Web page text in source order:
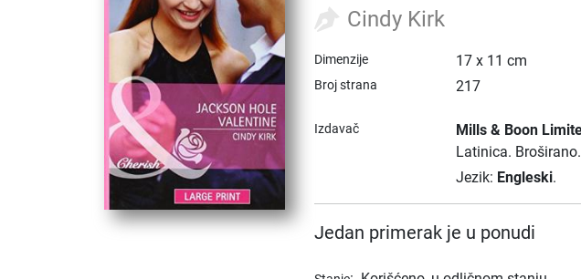
Cindy Kirk
Dimenzije 17 x 11 cm
Broj strana 217
Izdavač Mills & Boon
Latinica. Broširano.
Jezik: Engleski.
Jedan primerak je u ponudi